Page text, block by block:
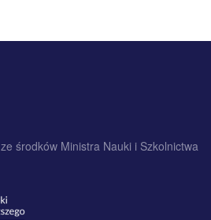
środków Ministra Nauki i Szkolnictwa